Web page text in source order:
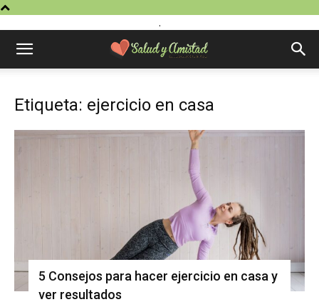
.
Etiqueta: ejercicio en casa
5 Consejos para hacer ejercicio en casa y
ver resultados